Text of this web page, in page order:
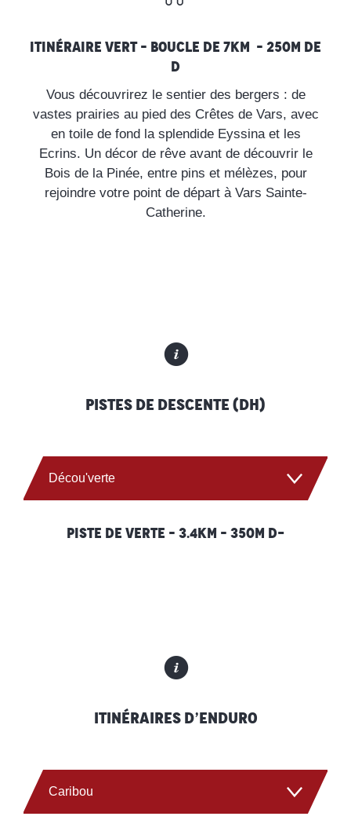
Tour de la Forêt Blanche
Lumberjack
Itinéraire vert – Boucle de 7km – 250m de
D
Vous découvrirez le sentier des bergers : de
vastes prairies au pied des Crêtes de Vars, avec
en toile de fond la splendide Eyssina et les
Ecrins. Un décor de rêve avant de découvrir le
Bois de la Pinée, entre pins et mélèzes, pour
rejoindre votre point de départ à Vars Sainte-
Catherine.
Pistes de descente (DH)
Décou'verte
Golden Green
Rainbow line
Piste de verte – 3.4km – 350m D-
Itinéraires d’Enduro
Caribou